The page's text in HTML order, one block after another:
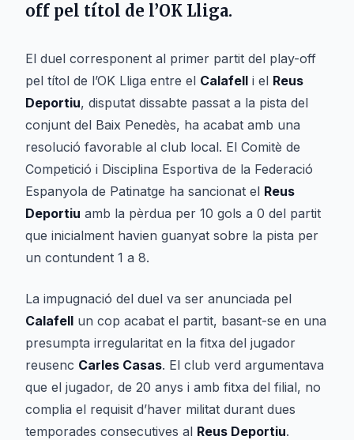
off pel títol de l’OK Lliga.
El duel corresponent al primer partit del play-off
pel títol de l’OK Lliga entre el Calafell i el Reus
Deportiu, disputat dissabte passat a la pista del
conjunt del Baix Penedès, ha acabat amb una
resolució favorable al club local. El Comitè de
Competició i Disciplina Esportiva de la Federació
Espanyola de Patinatge ha sancionat el Reus
Deportiu amb la pèrdua per 10 gols a 0 del partit
que inicialment havien guanyat sobre la pista per
un contundent 1 a 8.
La impugnació del duel va ser anunciada pel
Calafell un cop acabat el partit, basant-se en una
presumpta irregularitat en la fitxa del jugador
reusenc Carles Casas. El club verd argumentava
que el jugador, de 20 anys i amb fitxa del filial, no
complia el requisit d’haver militat durant dues
temporades consecutives al Reus Deportiu.